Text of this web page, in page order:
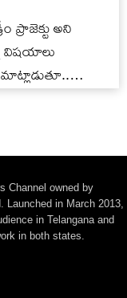
అని
విషయాలు
Channel owned by
in March 2013,
in Telangana and
in both states.